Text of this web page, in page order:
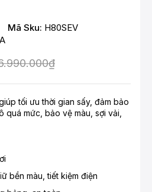
Mã Sku: H80SEV
tối ưu thời gian sấy, đảm bảo
quá mức, bảo vệ màu, sợi vải,
bền màu, tiết kiệm điện